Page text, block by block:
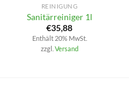
REINIGUNG
Sanitärreiniger 1l
€35,88
Enthält 20% MwSt.
zzgl. Versand